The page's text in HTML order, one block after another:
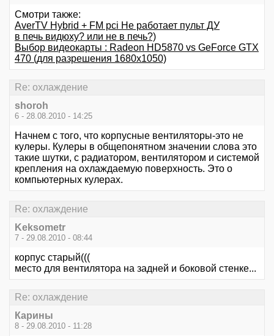
Смотри также:
AverTV Hybrid + FM pci Не работает пульт ДУ
в печь видюху? или не в печь?)
Выбор видеокарты : Radeon HD5870 vs GeForce GTX
470 (для разрешения 1680х1050)
Re: охлаждение
shoroh
6 - 28.08.2010 - 14:25
Начнем с того, что корпусные вентиляторы-это не
кулеры. Кулеры в общепонятном значении слова это
такие шутки, с радиатором, вентилятором и системой
крепления на охлаждаемую поверхность. Это о
компьютерных кулерах.
Re: охлаждение
Keksometr
7 - 29.08.2010 - 08:44
корпус старый(((
место для вентилятора на задней и боковой стенке...
Re: охлаждение
Карины
8 - 29.08.2010 - 11:28